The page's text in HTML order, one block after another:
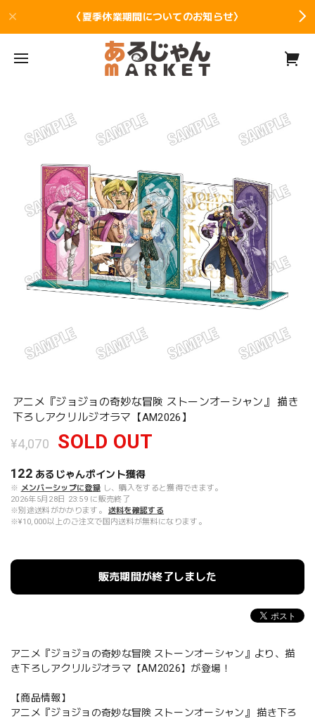
〈夏季休業期間についてのお知らせ〉
アニメ『ジョジョの奇妙な冒険 ストーンオーシャン』 描き
下ろしアクリルジオラマ【AM2026】
¥4,070 SOLD OUT
122 あるじゃんポイント獲得
※ メンバーシップに登録 し、購入をすると獲得できます。
2026年5月28日 23:59 に販売終了
※別途送料がかかります。
送料を確認する
※¥10,000以上のご注文で国内送料が無料になります。
販売期間が終了しました
アニメ『ジョジョの奇妙な冒険 ストーンオーシャン』より、描
き下ろしアクリルジオラマ【AM2026】が登場！
【商品情報】
アニメ『ジョジョの奇妙な冒険 ストーンオーシャン』 描き下ろ